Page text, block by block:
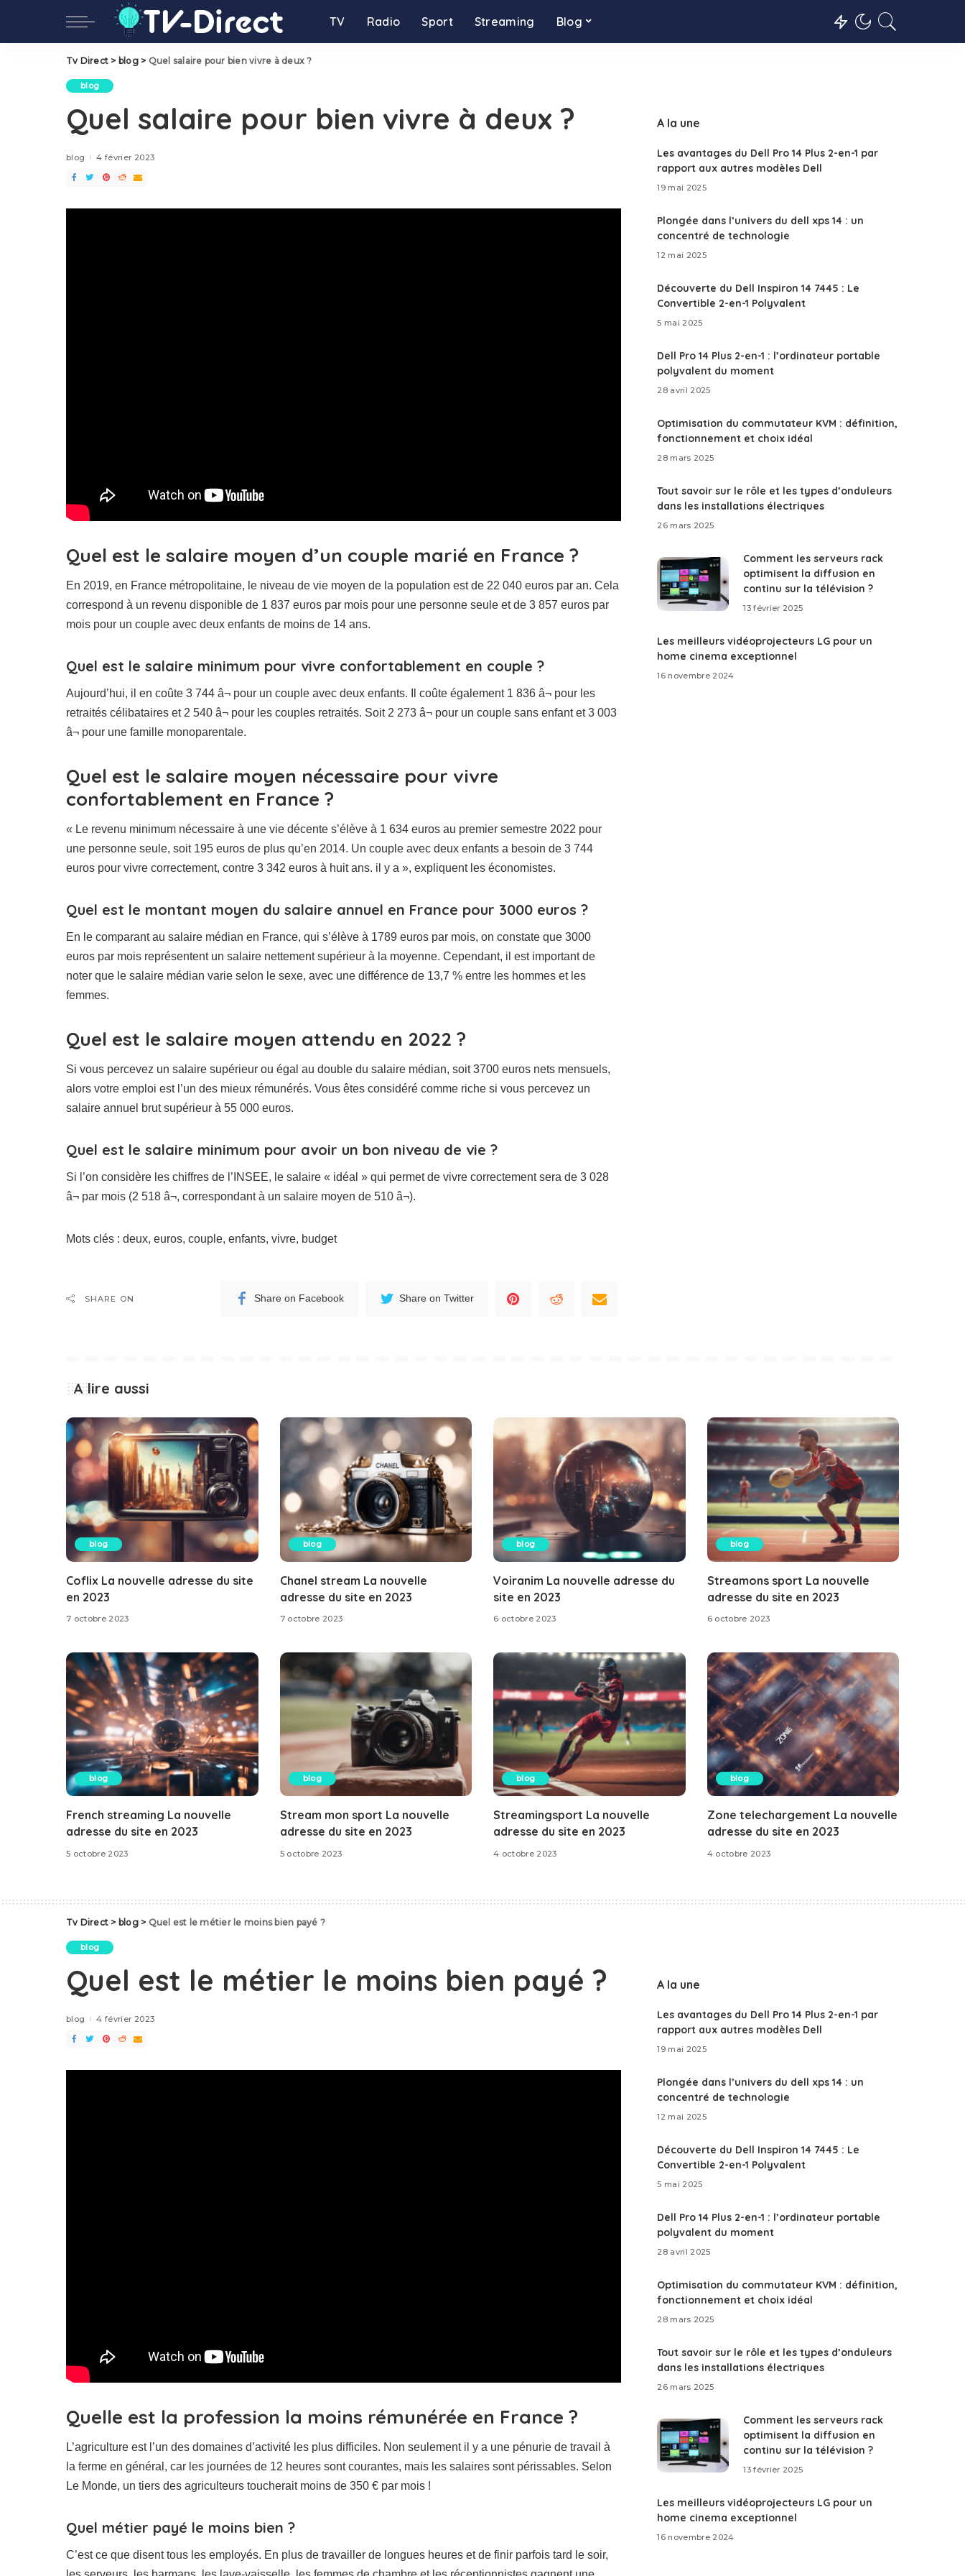
TV Radio Sport Streaming Blog
Tv Direct > blog> Quel salaire pour bien vivre à deux ?
blog
Quel salaire pour bien vivre à deux ?
blog 4 février 2023
Quel est le salaire moyen d’un couple marié en France ?
En 2019, en France métropolitaine, le niveau de vie moyen de la population est de 22 040 euros par an. Cela
correspond à un revenu disponible de 1 837 euros par mois pour une personne seule et de 3 857 euros par
mois pour un couple avec deux enfants de moins de 14 ans.
Quel est le salaire minimum pour vivre confortablement en couple ?
Aujourd’hui, il en coûte 3 744 â¬ pour un couple avec deux enfants. Il coûte également 1 836 â¬ pour les
retraités célibataires et 2 540 â¬ pour les couples retraités. Soit 2 273 â¬ pour un couple sans enfant et 3 003
â¬ pour une famille monoparentale.
Quel est le salaire moyen nécessaire pour vivre
confortablement en France ?
« Le revenu minimum nécessaire à une vie décente s’élève à 1 634 euros au premier semestre 2022 pour
une personne seule, soit 195 euros de plus qu’en 2014. Un couple avec deux enfants a besoin de 3 744
euros pour vivre correctement, contre 3 342 euros à huit ans. il y a », expliquent les économistes.
Quel est le montant moyen du salaire annuel en France pour 3000 euros ?
En le comparant au salaire médian en France, qui s’élève à 1789 euros par mois, on constate que 3000
euros par mois représentent un salaire nettement supérieur à la moyenne. Cependant, il est important de
noter que le salaire médian varie selon le sexe, avec une différence de 13,7 % entre les hommes et les
femmes.
Quel est le salaire moyen attendu en 2022 ?
Si vous percevez un salaire supérieur ou égal au double du salaire médian, soit 3700 euros nets mensuels,
alors votre emploi est l’un des mieux rémunérés. Vous êtes considéré comme riche si vous percevez un
salaire annuel brut supérieur à 55 000 euros.
Quel est le salaire minimum pour avoir un bon niveau de vie ?
Si l’on considère les chiffres de l’INSEE, le salaire « idéal » qui permet de vivre correctement sera de 3 028
â¬ par mois (2 518 â¬, correspondant à un salaire moyen de 510 â¬).
Mots clés : deux, euros, couple, enfants, vivre, budget
SHARE ON Share on Facebook Share on Twitter
A la une
Les avantages du Dell Pro 14 Plus 2-en-1 par
rapport aux autres modèles Dell
19 mai 2025
Plongée dans l’univers du dell xps 14 : un
concentré de technologie
12 mai 2025
Découverte du Dell Inspiron 14 7445 : Le
Convertible 2-en-1 Polyvalent
5 mai 2025
Dell Pro 14 Plus 2-en-1 : l’ordinateur portable
polyvalent du moment
28 avril 2025
Optimisation du commutateur KVM : définition,
fonctionnement et choix idéal
28 mars 2025
Tout savoir sur le rôle et les types d’onduleurs
dans les installations électriques
26 mars 2025
Comment les serveurs rack
optimisent la diffusion en
continu sur la télévision ?
13 février 2025
Les meilleurs vidéoprojecteurs LG pour un
home cinema exceptionnel
16 novembre 2024
A lire aussi
blog
Coflix La nouvelle adresse du site
en 2023
7 octobre 2023
blog
Chanel stream La nouvelle
adresse du site en 2023
7 octobre 2023
blog
Voiranim La nouvelle adresse du
site en 2023
6 octobre 2023
blog
Streamons sport La nouvelle
adresse du site en 2023
6 octobre 2023
blog
French streaming La nouvelle
adresse du site en 2023
5 octobre 2023
blog
Stream mon sport La nouvelle
adresse du site en 2023
5 octobre 2023
blog
Streamingsport La nouvelle
adresse du site en 2023
4 octobre 2023
blog
Zone telechargement La nouvelle
adresse du site en 2023
4 octobre 2023
Tv Direct > blog> Quel est le métier le moins bien payé ?
blog
Quel est le métier le moins bien payé ?
blog 4 février 2023
Quelle est la profession la moins rémunérée en France ?
L’agriculture est l’un des domaines d’activité les plus difficiles. Non seulement il y a une pénurie de travail à
la ferme en général, car les journées de 12 heures sont courantes, mais les salaires sont périssables. Selon
Le Monde, un tiers des agriculteurs toucherait moins de 350 € par mois !
Quel métier payé le moins bien ?
C’est ce que disent tous les employés. En plus de travailler de longues heures et de finir parfois tard le soir,
A la une
Les avantages du Dell Pro 14 Plus 2-en-1 par
rapport aux autres modèles Dell
19 mai 2025
Plongée dans l’univers du dell xps 14 : un
concentré de technologie
12 mai 2025
Découverte du Dell Inspiron 14 7445 : Le
Convertible 2-en-1 Polyvalent
5 mai 2025
Dell Pro 14 Plus 2-en-1 : l’ordinateur portable
polyvalent du moment
28 avril 2025
Optimisation du commutateur KVM : définition,
fonctionnement et choix idéal
28 mars 2025
Tout savoir sur le rôle et les types d’onduleurs
dans les installations électriques
26 mars 2025
Comment les serveurs rack
optimisent la diffusion en
continu sur la télévision ?
13 février 2025
Les meilleurs vidéoprojecteurs LG pour un
home cinema exceptionnel
16 novembre 2024